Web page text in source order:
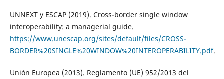
UNNEXT y ESCAP (2019). Cross-border single window
interoperability: a managerial guide.
https://www.unescap.org/sites/default/files/CROSS-
BORDER%20SINGLE%20WINDOW%20INTEROPERABILITY.pdf.
Unión Europea (2013). Reglamento (UE) 952/2013 del